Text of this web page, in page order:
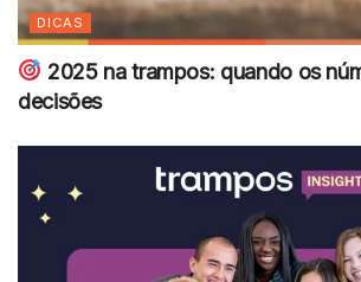
DICAS
2025 na trampos: quando os
decisões